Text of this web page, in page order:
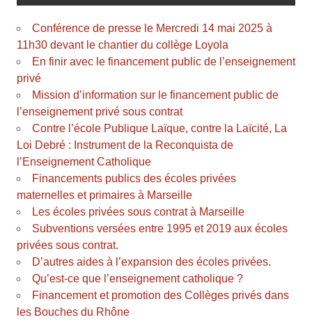
Conférence de presse le Mercredi 14 mai 2025 à
11h30 devant le chantier du collège Loyola
En finir avec le financement public de l’enseignement
privé
Mission d’information sur le financement public de
l’enseignement privé sous contrat
Contre l’école Publique Laïque, contre la Laïcité, La
Loi Debré : Instrument de la Reconquista de
l’Enseignement Catholique
Financements publics des écoles privées
maternelles et primaires à Marseille
Les écoles privées sous contrat à Marseille
Subventions versées entre 1995 et 2019 aux écoles
privées sous contrat.
D’autres aides à l’expansion des écoles privées.
Qu’est-ce que l’enseignement catholique ?
Financement et promotion des Collèges privés dans
les Bouches du Rhône